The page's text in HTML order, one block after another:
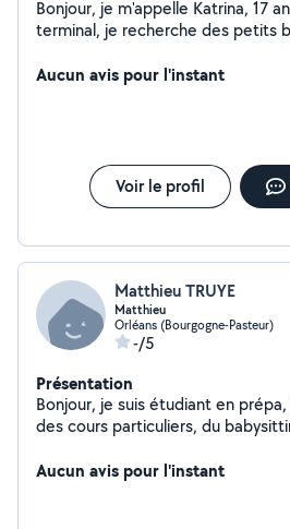
Bonjour, je m'appelle Katrina, 17
terminal, je recherche des petits
le plus possible. Je peux donner
Aucun avis pour l'instant
Voir le profil
Matthieu TRUYE
Matthieu
Orléans (Bourgogne-Pasteur)
-/5
Présentation
Bonjour, je suis étudiant en
des cours particuliers, du
Aucun avis pour l'instant